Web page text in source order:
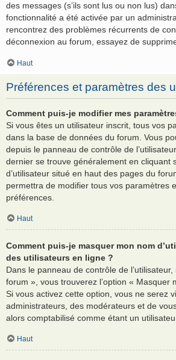
des messages (s’ils sont lus ou non lus)
fonctionnalité a été activée par un
rencontrez des problèmes récurrents de
déconnexion au forum, essayez de
Haut
Préférences et paramètres des
Comment puis-je modifier mes
Si vous êtes un utilisateur inscrit, tous vos
dans la base de données du forum. Vous
depuis le panneau de contrôle de
dernier se trouve généralement en cliquant
d’utilisateur situé en haut des pages du
permettra de modifier tous vos paramètres
préférences.
Haut
Comment puis-je masquer mon nom
des utilisateurs en ligne ?
Dans le panneau de contrôle de
forum », vous trouverez l’option « Masquer
Si vous activez cette option, vous ne serez
administrateurs, des modérateurs et de
alors comptabilisé comme étant un
Haut